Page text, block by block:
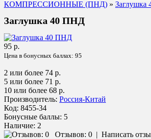
КОМПРЕССИОННЫЕ (ПНД) »
Заглушка 40 ПНД
95 р.
Цена в бонусных баллах: 95
2 или более 74 р.
5 или более 71 р.
10 или более 68 р.
Производитель: Россия-Китай
Код: 8455-34
Бонусные баллы: 5
Наличие: 2
Отзывов: 0 | Написать